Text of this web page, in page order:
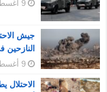
9 أغسطس، 2026
جيش
9 أغسطس، 2026
الاحتلال